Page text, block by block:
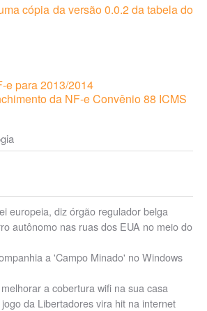
cópia da versão 0.0.2 da tabela do
e para 2013/2014
da NF-e Convênio 88 ICMS
europeia, diz órgão regulador belga
autônomo nas ruas dos EUA no meio do
a 'Campo Minado' no Windows
a cobertura wifi na sua casa
da Libertadores vira hit na internet